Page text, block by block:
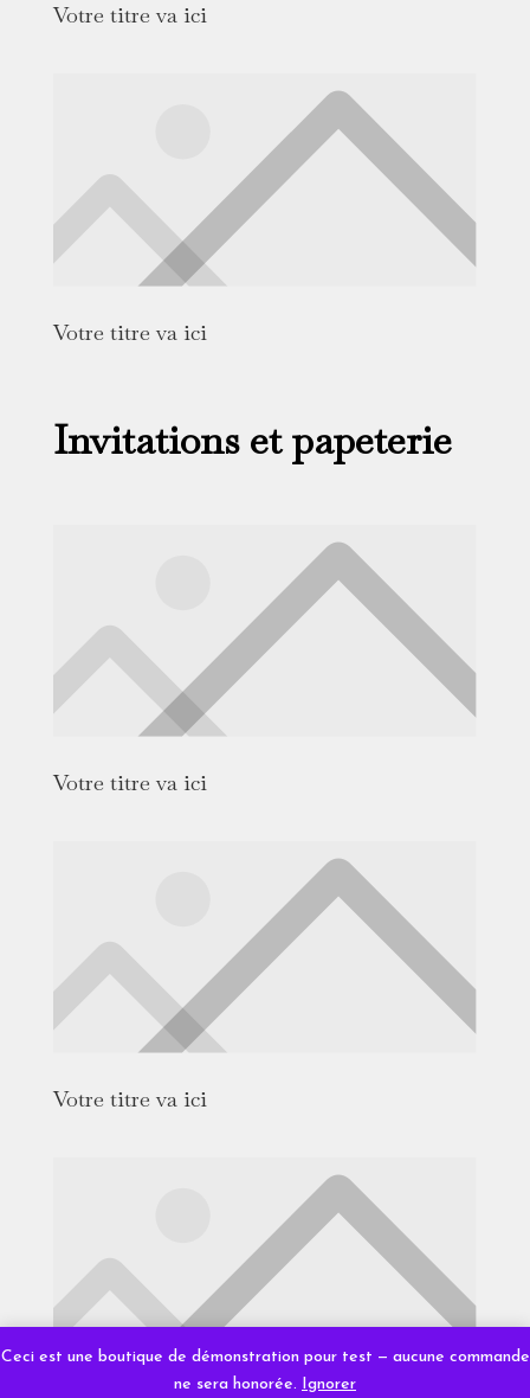
Ceci est une boutique de démonstration pour test — aucune commande
ne sera honorée. Ignorer
Votre titre va ici
Votre titre va ici
Invitations et papeterie
Votre titre va ici
Votre titre va ici